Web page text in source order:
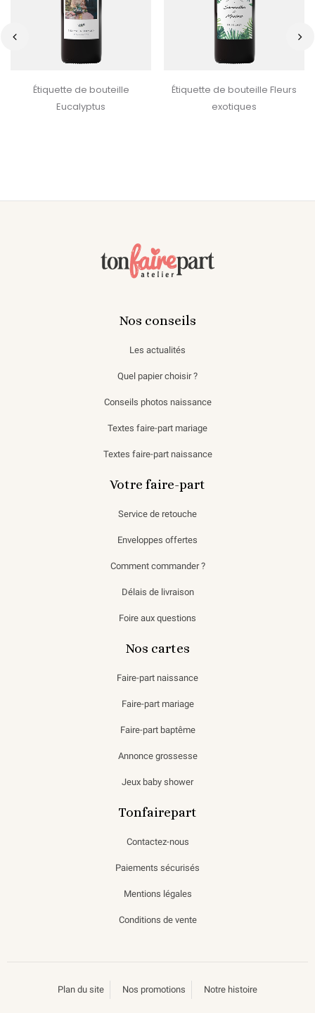
Étiquette de bouteille
Eucalyptus
Étiquette de bouteille Fleurs
exotiques
Nos conseils
Les actualités
Quel papier choisir ?
Conseils photos naissance
Textes faire-part mariage
Textes faire-part naissance
Votre faire-part
Service de retouche
Enveloppes offertes
Comment commander ?
Délais de livraison
Foire aux questions
Nos cartes
Faire-part naissance
Faire-part mariage
Faire-part baptême
Annonce grossesse
Jeux baby shower
Tonfairepart
Contactez-nous
Paiements sécurisés
Mentions légales
Conditions de vente
Plan du site Nos promotions Notre histoire